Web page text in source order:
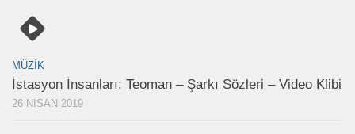
MÜZIK
İstasyon İnsanları: Teoman – Şarkı Sözleri – Video Klibi
26 NISAN 2019